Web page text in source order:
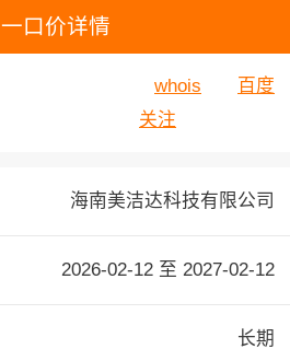
一口价详情
whois
百度
关注
海南美洁达科技有限公司
2026-02-12 至 2027-02-12
长期